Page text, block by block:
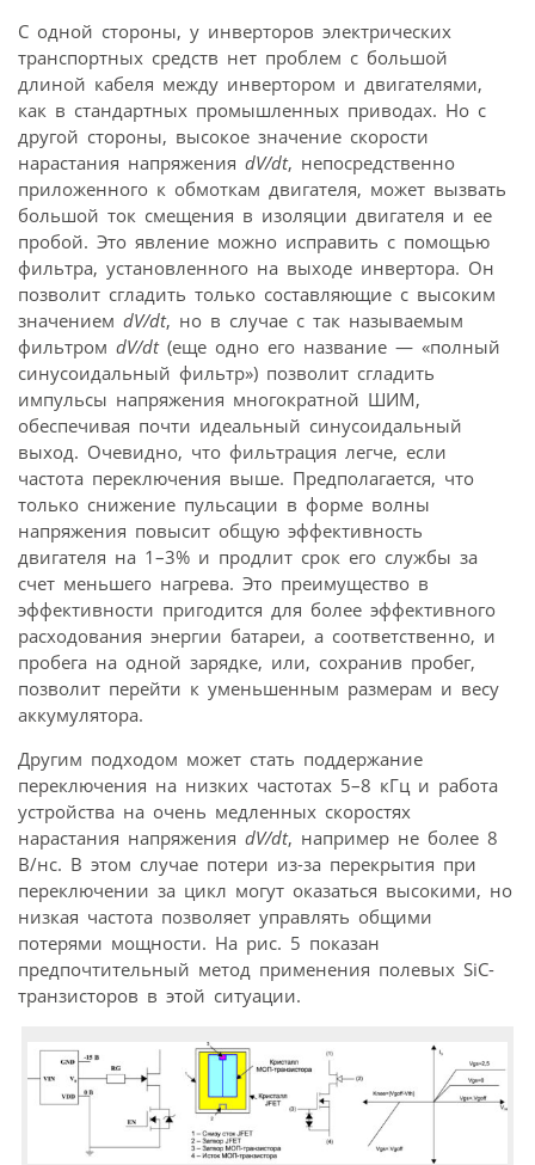
С одной стороны, у инверторов электрических
транспортных средств нет проблем с большой
длиной кабеля между инвертором и двигателями,
как в стандартных промышленных приводах. Но с
другой стороны, высокое значение скорости
нарастания напряжения dV/dt, непосредственно
приложенного к обмоткам двигателя, может вызвать
большой ток смещения в изоляции двигателя и ее
пробой. Это явление можно исправить с помощью
фильтра, установленного на выходе инвертора. Он
позволит сгладить только составляющие с высоким
значением dV/dt, но в случае с так называемым
фильтром dV/dt(еще одно его название — «полный
синусоидальный фильтр») позволит сгладить
импульсы напряжения многократной ШИМ,
обеспечивая почти идеальный синусоидальный
выход. Очевидно, что фильтрация легче, если
частота переключения выше. Предполагается, что
только снижение пульсации в форме волны
напряжения повысит общую эффективность
двигателя на 1–3% и продлит срок его службы за
счет меньшего нагрева. Это преимущество в
эффективности пригодится для более эффективного
расходования энергии батареи, а соответственно, и
пробега на одной зарядке, или, сохранив пробег,
позволит перейти к уменьшенным размерам и весу
аккумулятора.
Другим подходом может стать поддержание
переключения на низких частотах 5–8 кГц и работа
устройства на очень медленных скоростях
нарастания напряжения dV/dt, например не более 8
В/нс. В этом случае потери из-за перекрытия при
переключении за цикл могут оказаться высокими, но
низкая частота позволяет управлять общими
потерями мощности. На рис. 5 показан
предпочтительный метод применения полевых SiC-
транзисторов в этой ситуации.